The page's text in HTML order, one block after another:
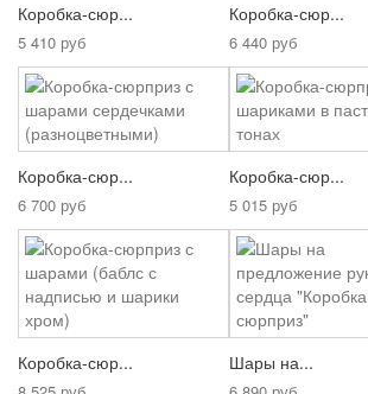
Коробка-сюр...
5 410 руб
Коробка-сюр...
6 440 руб
Коробка-сюр...
6 700 руб
Коробка-сюр...
5 015 руб
Коробка-сюр... Шары на...